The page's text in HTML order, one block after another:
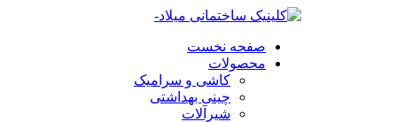
صفحه نخست
محصولات
کاشی و سرامیک
چینی بهداشتی
شیرآلات